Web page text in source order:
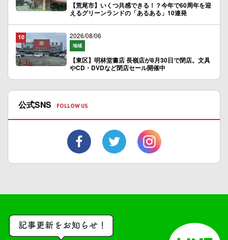
【荒尾市】いくつ共感できる！？今年で60周年を迎
えるグリーンランドの「あるある」10連発
2026/08/06
地域
【東区】明林堂書店 長嶺店が8月30日で閉店。文具
やCD・DVDなど閉店セール開催中
公式SNS